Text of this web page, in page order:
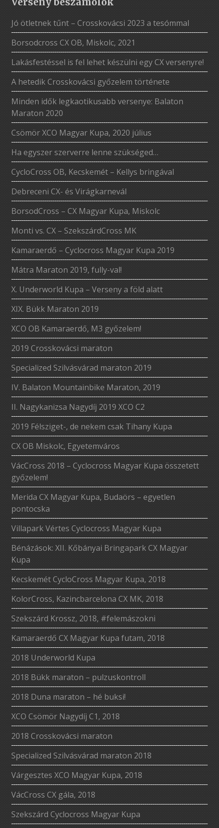
Jó ötletnek tűnt – Crosskovácsi 2023 a tesómmal
Borsodcross CX OB, Miskolc, 2021
Lakásfestéssel is fel lehet készülni egy CX versenyre!
A hetedik Crosskovácsi győzelem története
Minden idők legkaotikusabb versenye: Balaton
Maraton 2020
Csömör XCO Magyar Kupa, 2020 július
Ha egyszer szerverre lenne szükséged…
CycloCross OB, Kecskemét – Kellys bringával
Debreceni CX- és Virágkarnevál
BorsodCross – CX Magyar Kupa, Miskolc
Monti vs. CX – SzekszárdCross MK
Kamaraerdő – Cyclocross Magyar Kupa 2019
Mátra Maraton 2019, fully-val!
X. Underworld Kupa – Verseny a föld alatt
XIX. Bükk Maraton 2019
XCO OB Kamaraerdő, M3 győzelem!
2019 Crosskovácsi maraton
Specialized Szilvásvárad maraton 2019
IV. Balaton Mountainbike Maraton, 2019
II. Nagykanizsa Nagydíj 2019 XCO C2
2019 Félsziget-, de nekem csak Tihany Kupa
CX OB Miskolc, Egyetemváros
VácCross 2018 – Cyclocross Magyar Kupa összetett
győzelem!
Merida CX Magyar Kupa, Budaörs – egyetlen
pontocska
Villapark Vértes Cyclocross Magyar Kupa
Bénázások: XII. Kőbányai Bringapark CX Magyar
Kupa
Kecskemét CycloCross Magyar Kupa, 2018
KolorCross, Kazincbarcelona CX MK, 2018
Szekszárd Krossz, 2018, #felemászokni
Kamaraerdő CX Magyar Kupa futam, 2018
2018 Underworld Kupa
2018 Bükk maraton – pulzuskontroll
2018 Duna maraton – hé buksi!
XCO Csömör Nagydíj C1, 2018
2018 Crosskovácsi maraton
Specialized Szilvásvárad maraton 2018
Várgesztes XCO Magyar Kupa, 2018
VácCross CX gála, 2018
Szekszárd Cyclocross Magyar Kupa